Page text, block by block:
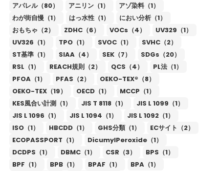
アパレル（80）
アニリン（1）
アゾ染料（1）
わが街自慢（1）
はっ水性（1）
におい分析（1）
おもちゃ（2）
ZDHC（6） VOCs（4）
UV329（1）
UV326（1）
TPO（1） SVOC（1）
SVHC（2）
ST基準（1）
SIAA（4） SEK（7）
SDGs（20）
RSL（1）
REACH規則（2） QCS（4）
PL法（1）
PFOA（1）
PFAS（2）
OEKO-TEX®（8）
OEKO-TEX（19）
OECD（1）
MCCP（1）
KES風合い計測（1）
JIS T 8118（1）
JIS L 1099（1）
JIS L 1096（1）
JIS L 1094（1）
JIS L 1092（1）
ISO（1）
HBCDD（1） GHS分類（1）
ECサイト（2）
ECOPASSPORT（1）
DicumylPeroxide（1）
DCDPS（1）
DBMC（1） CSR（3）
BPS（1）
BPF（1）
BPB（1） BPAF（1）
BPA（1）